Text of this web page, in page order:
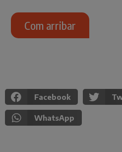
Com arribar
Facebook
WhatsApp